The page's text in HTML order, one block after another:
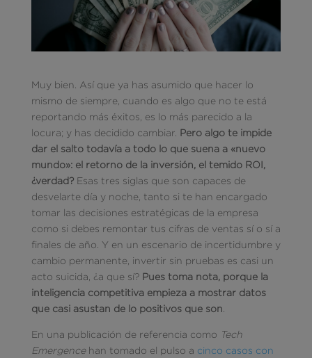
Muy bien. Así que ya has asumido que hacer lo
mismo de siempre, cuando es algo que no te está
reportando más éxitos, es lo más parecido a la
locura; y has decidido cambiar. Pero algo te impide
dar el salto todavía a todo lo que suena a «nuevo
mundo»: el retorno de la inversión, el temido ROI,
¿verdad?Esas tres siglas que son capaces de
desvelarte día y noche, tanto si te han encargado
tomar las decisiones estratégicas de la empresa
como si debes remontar tus cifras de ventas sí o sí a
finales de año. Y en un escenario de incertidumbre y
cambio permanente, invertir sin pruebas es casi un
acto suicida, ¿a que sí? Pues toma nota, porque la
inteligencia competitiva empieza a mostrar datos
que casi asustan de lo positivos que son
En una publicación de referencia como Tech
Emergencehan tomado el pulso a cinco casos con